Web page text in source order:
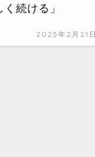
続ける」
2025年2月21